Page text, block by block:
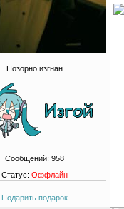
Позорно изгнан
Сообщений:958
Статус:Оффлайн
Подарить подарок